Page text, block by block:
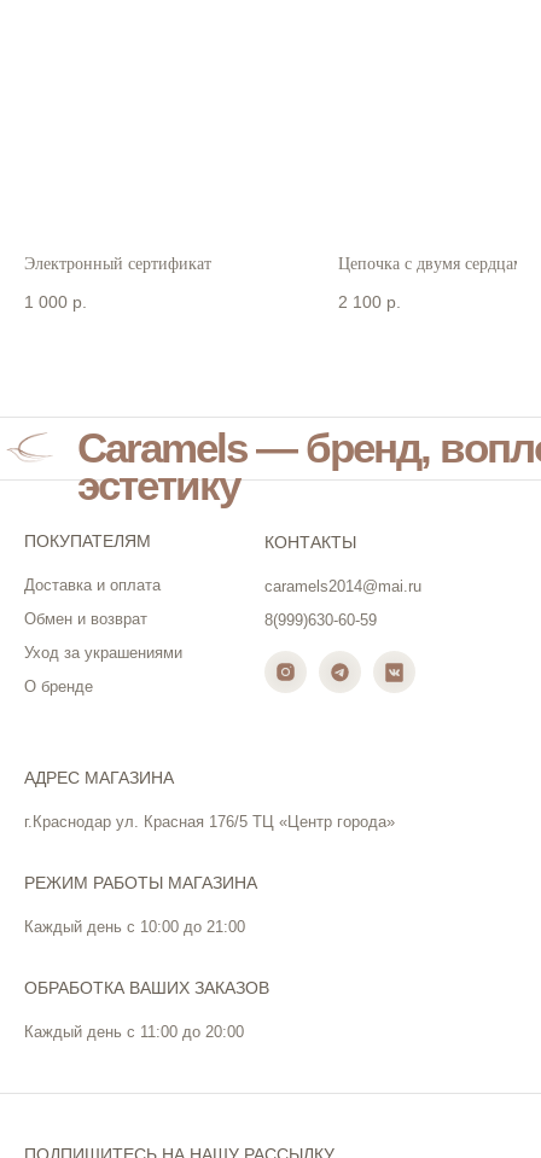
Электронный сертификат
1 000 р.
Цепочка с двумя сердцами
2 100 р.
ПОКУПАТЕЛЯМ
Доставка и оплата
Обмен и возврат
Уход за украшениями
О бренде
КОНТАКТЫ
caramels2014@mai.ru
8(999)630-60-59
АДРЕС МАГАЗИНА
г.Краснодар ул. Красная 176/5 ТЦ «Центр города»
ОБРАБОТКА ВАШИХ ЗАКАЗОВ
Каждый день с 11:00 до 20:00
РЕЖИМ РАБОТЫ МАГАЗИНА
Каждый день с 10:00 до 21:00
Caramels — бренд,
эстетику